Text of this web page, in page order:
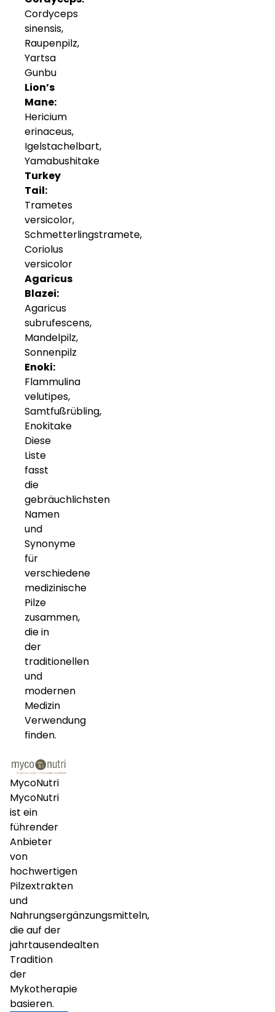
Cordyceps
sinensis,
Raupenpilz,
Yartsa
Gunbu
Lion’s
Mane:
Hericium
erinaceus,
Igelstachelbart,
Yamabushitake
Turkey
Tail:
Trametes
versicolor,
Schmetterlingstramete,
Coriolus
versicolor
Agaricus
Blazei:
Agaricus
subrufescens,
Mandelpilz,
Sonnenpilz
Enoki:
Flammulina
velutipes,
Samtfußrübling,
Enokitake
Diese
Liste
fasst
die
gebräuchlichsten
Namen
und
Synonyme
für
verschiedene
medizinische
Pilze
zusammen,
die in
der
traditionellen
und
modernen
Medizin
Verwendung
finden.
MycoNutri
MycoNutri
ist ein
führender
Anbieter
von
hochwertigen
Pilzextrakten
und
Nahrungsergänzungsmitteln,
die auf der
jahrtausendealten
Tradition
der
Mykotherapie
basieren.